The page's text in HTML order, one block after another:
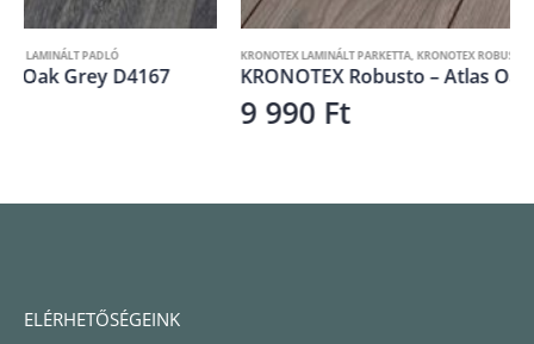
KRONOTEX LAMINÁLT PARKETTA KRONOTEX ROBUSTO,LAMINÁLT PADLÓ
KRONOTEX Robusto – Atlas Oak Anthrazit D3592
ELÉRHETŐSÉGEINK